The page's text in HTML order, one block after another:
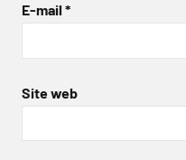
E-mail *
Site web